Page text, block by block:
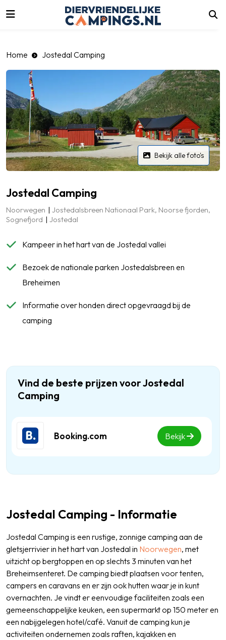
Home Jostedal Camping
Bekijk alle foto's
Jostedal Camping
Noorwegen
Jostedalsbreen Nationaal Park, Noorse fjorden,
Sognefjord
Jostedal
Kampeer in het hart van de Jostedal vallei
Bezoek de nationale parken Jostedalsbreen en
Breheimen
Informatie over honden direct opgevraagd bij de
camping
Vind de beste prijzen voor Jostedal
Camping
Booking.com Bekijk
Jostedal Camping - Informatie
Jostedal Camping is een rustige, zonnige camping aan de
gletsjerrivier in het hart van Jostedal in Noorwegen, met
uitzicht op bergtoppen en op slechts 3 minuten van het
Breheimsenteret. De camping biedt plaatsen voor tenten,
campers en caravans en er zijn ook hutten waar je in kunt
overnachten. Je vindt er eenvoudige faciliteiten zoals een
gemeenschappelijke keuken, een supermarkt op 150 meter en
een nabijgelegen hotel/café. Vanuit de camping kun je
activiteiten ondernemen zoals raften, kajakken en